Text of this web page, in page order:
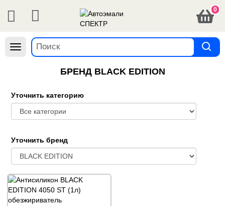
0
Навигация
БРЕНД BLACK EDITION
Уточнить категорию
Уточнить бренд